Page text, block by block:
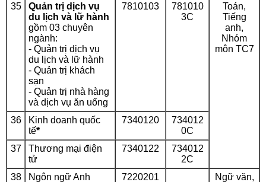
35
Quản trị dịch vụ
du lịch và lữ hành
gồm 03 chuyên
ngành:
- Quản trị dịch vụ
du lịch và lữ hành
- Quản trị khách
sạn
- Quản trị nhà hàng
và dịch vụ ăn uống
7810103
781010
3C
Toán,
Tiếng
anh,
Nhóm
môn TC7
36
Kinh doanh quốc
tế*
7340120
734012
0C
37
Thương mại điện
tử
7340122
734012
2C
38
Ngôn ngữ Anh 7220201 Ngữ văn,